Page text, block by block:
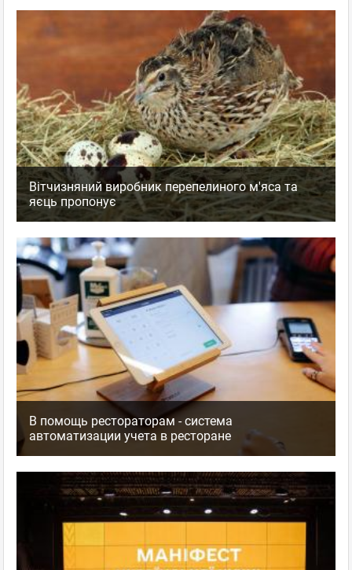
Вітчизняний виробник перепелиного м'яса та
яєць пропонує
В помощь рестораторам - система
автоматизации учета в ресторане